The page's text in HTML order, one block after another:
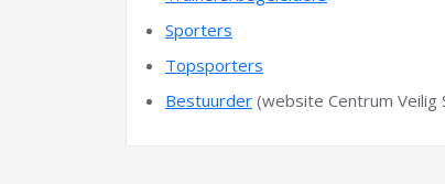
Sporters
Topsporters
Bestuurder (website Centrum Veilig